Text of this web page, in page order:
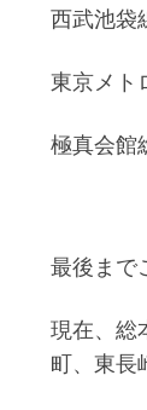
西武池
東京メ
極真会
最後まで
現在、総
町、東長